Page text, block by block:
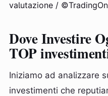
valutazione /
Dove Investire
TOP
Iniziamo ad analizzare
investimenti che